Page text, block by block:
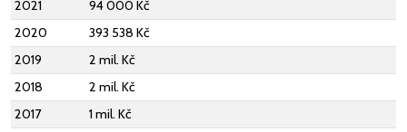
2021
94 000 Kč
2020
393 538 Kč
2019
2 mil. Kč
2018
2 mil. Kč
2017
1 mil. Kč